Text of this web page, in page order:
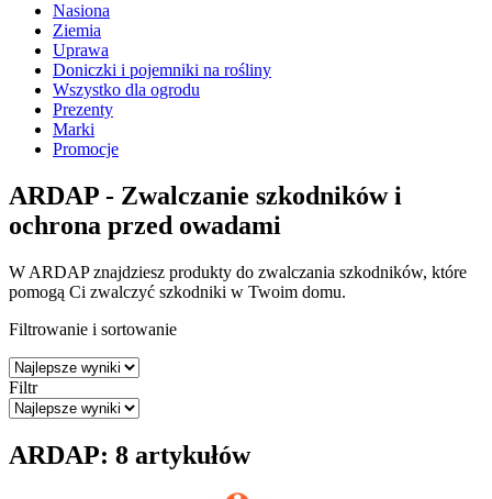
Nasiona
Ziemia
Uprawa
Doniczki i pojemniki na rośliny
Wszystko dla ogrodu
Prezenty
Marki
Promocje
ARDAP - Zwalczanie szkodników i
ochrona przed owadami
W ARDAP znajdziesz produkty do zwalczania szkodników, które
pomogą Ci zwalczyć szkodniki w Twoim domu.
Filtrowanie i sortowanie
Filtr
ARDAP: 8 artykułów